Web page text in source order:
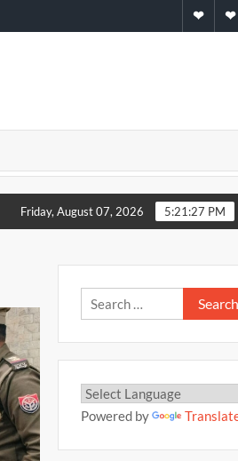
Home
व राशिफल – 07 अगस्त 2026
Friday, August 07, 2026 5:21:29 PM
Search
for:
Powered by